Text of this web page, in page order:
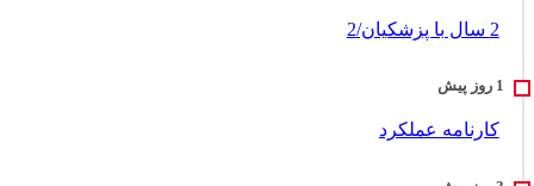
2 سال با پزشکیان/2
کارنامه عملکرد